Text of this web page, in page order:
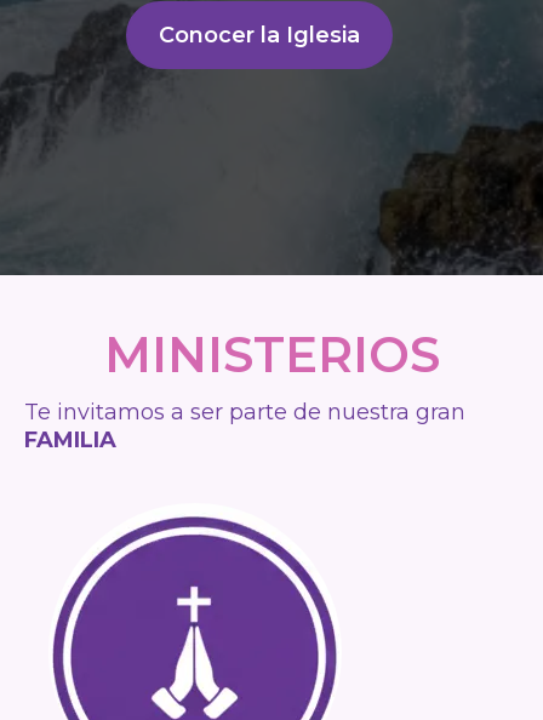
Conocer la Iglesia
MINISTERIOS
Te invitamos a ser parte de nuestra gran
FAMILIA